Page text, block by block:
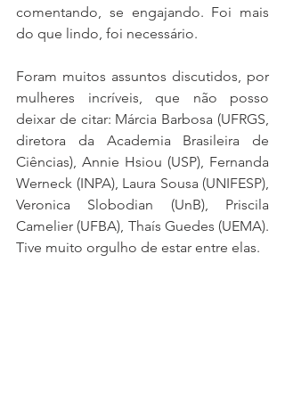
comentando, se engajando. Foi mais
do que lindo, foi necessário.
Foram muitos assuntos discutidos, por
mulheres incríveis, que não posso
deixar de citar: Márcia Barbosa (UFRGS,
diretora da Academia Brasileira de
Ciências), Annie Hsiou (USP), Fernanda
Werneck (INPA), Laura Sousa (UNIFESP),
Veronica Slobodian (UnB), Priscila
Camelier (UFBA), Thaís Guedes (UEMA).
Tive muito orgulho de estar entre elas.